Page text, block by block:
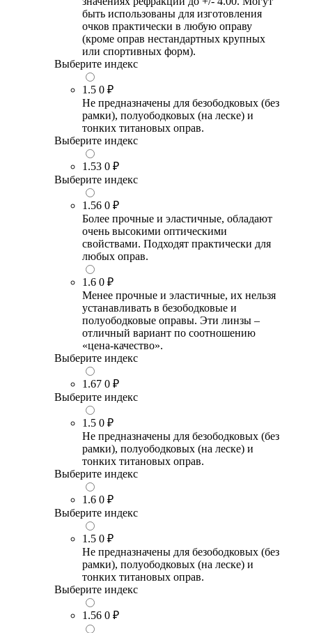
быть использованы для изготовления
очков практически в любую оправу
(кроме оправ нестандартных крупных
или спортивных форм).
Выберите индекс
1.5 0 ₽
Не предназначены для безободковых (без
рамки), полуободковых (на леске) и
тонких титановых оправ.
Выберите индекс
1.53 0 ₽
Выберите индекс
1.56 0 ₽
Более прочные и эластичные, обладают
очень высокими оптическими
свойствами. Подходят практически для
любых оправ.
1.6 0 ₽
Менее прочные и эластичные, их нельзя
устанавливать в безободковые и
полуободковые оправы. Эти линзы –
отличный вариант по соотношению
«цена-качество».
Выберите индекс
1.67 0 ₽
Выберите индекс
1.5 0 ₽
Не предназначены для безободковых (без
рамки), полуободковых (на леске) и
тонких титановых оправ.
Выберите индекс
1.6 0 ₽
Выберите индекс
1.5 0 ₽
Не предназначены для безободковых (без
рамки), полуободковых (на леске) и
тонких титановых оправ.
Выберите индекс
1.56 0 ₽